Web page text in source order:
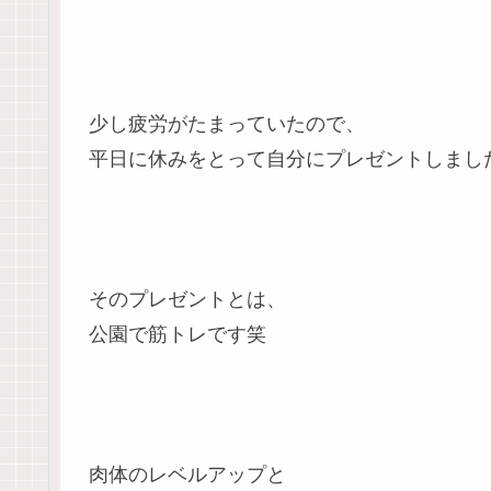
少し疲労がたまっていたので、
平日に休みをとって自分にプレゼントしまし
そのプレゼントとは、
公園で筋トレです笑
肉体のレベルアップと